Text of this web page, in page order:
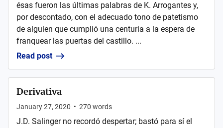
ésas fueron las últimas palabras de K. Arrogantes y,
por descontado, con el adecuado tono de patetismo
de alguien que cumplió una centuria a la espera de
franquear las puertas del castillo. ...
Read post
Derivativa
January 27, 2020 • 270 words
J.D. Salinger no recordó despertar; bastó para sí el